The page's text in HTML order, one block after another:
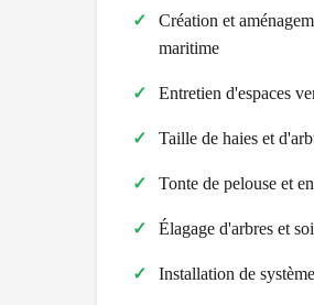
Création et
maritime
Entretien d'espaces
Taille de haies et
Tonte de pelouse et
Élagage d'arbres et
Installation de